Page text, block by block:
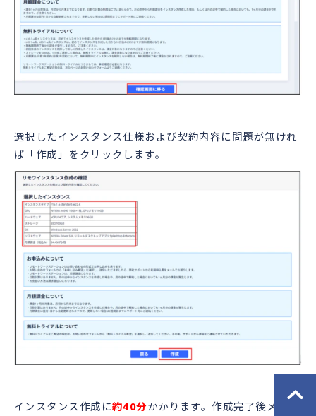
選択したインスタンス仕様および契約内容に問題が無けれ
ば「作成」をクリックします。
インスタンス作成に約40分かかります。作成完了後メール